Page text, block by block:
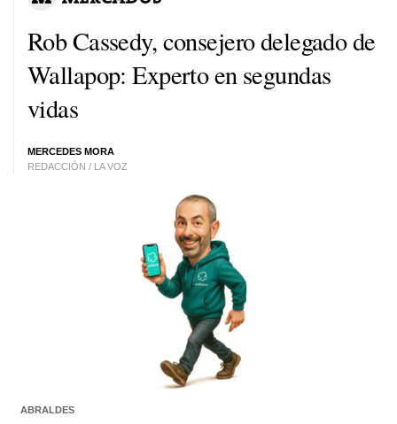
Rob Cassedy, consejero delegado de
Wallapop: Experto en segundas
vidas
MERCEDES MORA
REDACCIÓN / LA VOZ
ABRALDES